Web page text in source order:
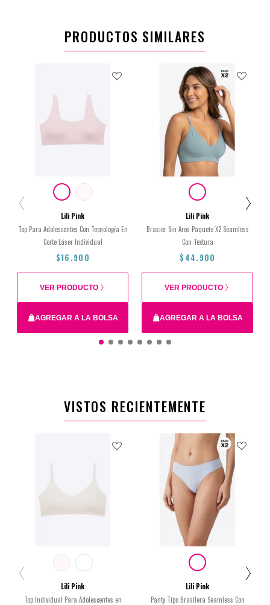
PRODUCTOS SIMILARES
Lili Pink
Top Para Adolescentes Con Tecnología En
Corte Láser Individual
$16.900
AGREGAR A LA BOLSA
VER PRODUCTO
$16.900
Lili Pink
Brasier Sin Aros Paquete X2 Seamless
Con Textura
$44.900
AGREGAR A LA BOLSA
VER PRODUCTO
$44.900
VISTOS RECIENTEMENTE
Lili Pink
Top Individual Para Adolescentes en
Lili Pink
Panty Tipo Brasilera Seamless Con